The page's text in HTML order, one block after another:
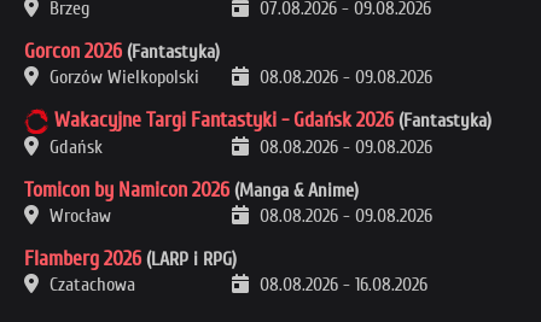
Brzeg
07.08.2026 - 09.08.2026
Gorcon 2026 (Fantastyka)
Gorzów Wielkopolski
08.08.2026 - 09.08.2026
Wakacyjne Targi Fantastyki - Gdańsk 2026 (Fantastyka)
Gdańsk
08.08.2026 - 09.08.2026
Tomicon by Namicon 2026 (Manga & Anime)
Wrocław
08.08.2026 - 09.08.2026
Flamberg 2026 (LARP i RPG)
Czatachowa
08.08.2026 - 16.08.2026